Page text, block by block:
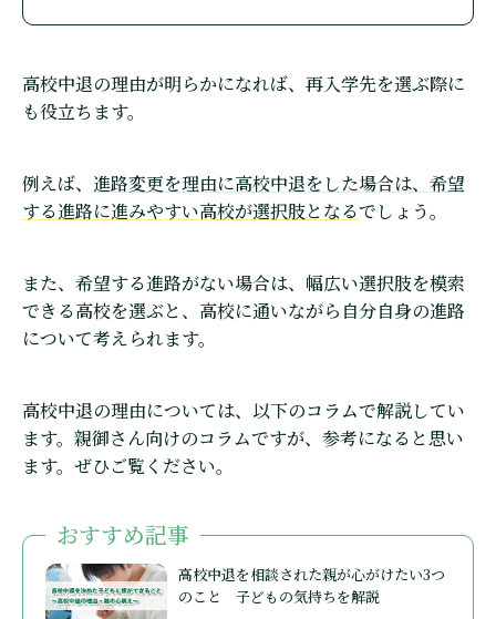
高校中退の理由が明らかになれば、再入学先を選ぶ際に
も役立ちます。
例えば、 進路変更を理由に高校中退をした場合は、希望
する進路に進みやすい高校が選択肢となるでしょう。
また、希望する進路がない場合は、幅広い選択肢を模索
できる高校を選ぶと、高校に通いながら自分自身の進路
について考えられます。
高校中退の理由については、以下のコラムで解説してい
ます。親御さん向けのコラムですが、参考になると思い
ます。ぜひご覧ください。
おすすめ記事
高校中退を相談された親が心がけたい3つ
のこと 子どもの気持ちを解説